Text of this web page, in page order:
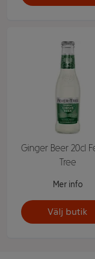
Ginger Beer 20cl
Tree
Mer info
Välj butik